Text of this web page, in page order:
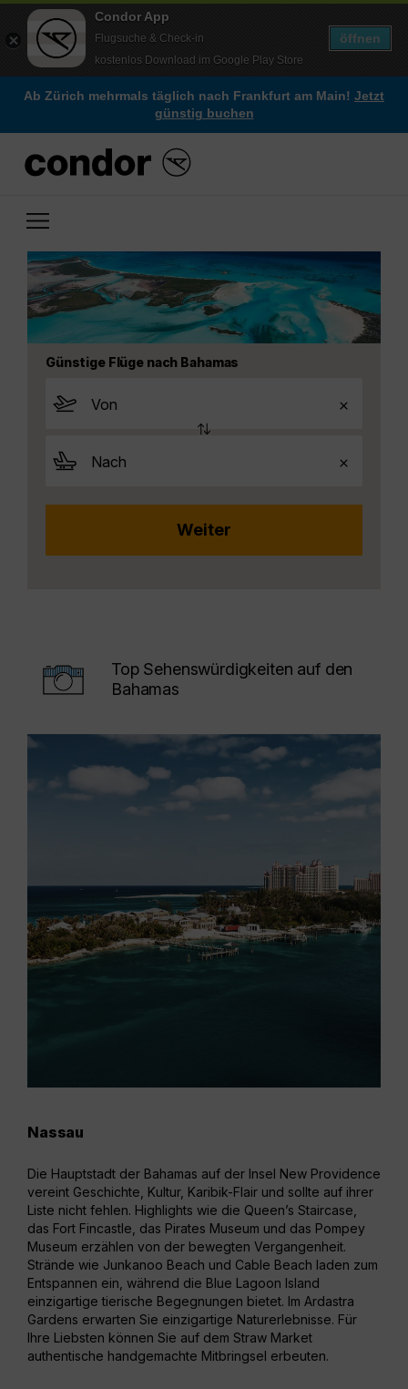
Condor App
Flugsuche & Check-in
kostenlos Download im Google Play Store
öffnen
Ab Zürich mehrmals täglich nach Frankfurt am Main! Jetzt
günstig buchen
Günstige Flüge nach Bahamas
Top Sehenswürdigkeiten auf den
Bahamas
Nassau
Die Hauptstadt der Bahamas auf der Insel New Providence
vereint Geschichte, Kultur, Karibik-Flair und sollte auf ihrer
Liste nicht fehlen. Highlights wie die Queen’s Staircase
das Fort Fincastle , das Pirates Museum und das Pompey
Museum erzählen von der bewegten Vergangenheit.
Strände wie Junkanoo Beach und Cable Beach laden zum
Entspannen ein, während die Blue Lagoon Island
einzigartige tierische Begegnungen bietet. Im Ardastra
Gardens erwarten Sie einzigartige Naturerlebnisse. Für
Ihre Liebsten können Sie auf dem Straw Market
authentische handgemachte Mitbringsel erbeuten.